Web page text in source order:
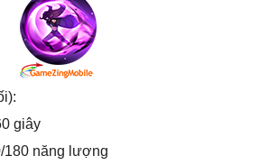
giây
180 năng lượng